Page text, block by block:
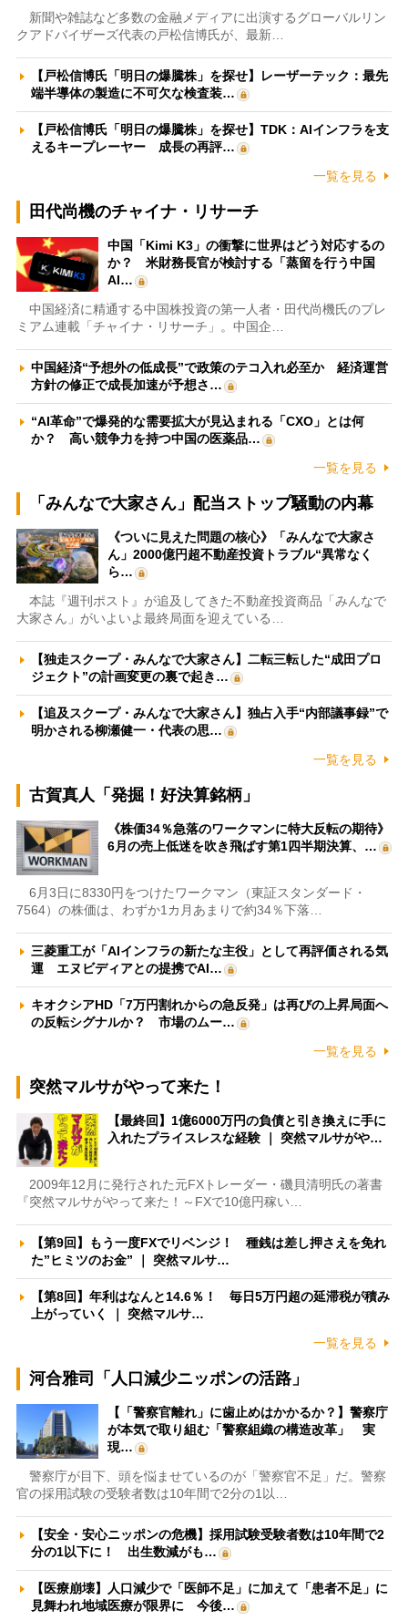
新聞や雑誌など多数の金融メディアに出演するグローバルリン
クアドバイザーズ代表の戸松信博氏が、最新…
【戸松信博氏「明日の爆騰株」を探せ】レーザーテック：最先
端半導体の製造に不可欠な検査装…
【戸松信博氏「明日の爆騰株」を探せ】TDK：AIインフラを支
えるキープレーヤー 成長の再評…
一覧を見る
田代尚機のチャイナ・リサーチ
中国「Kimi K3」の衝撃に世界はどう対応するの
か？ 米財務長官が検討する「蒸留を行う中国
AI…
中国経済に精通する中国株投資の第一人者・田代尚機氏のプレ
ミアム連載「チャイナ・リサーチ」。中国企…
中国経済“予想外の低成長”で政策のテコ入れ必至か 経済運営
方針の修正で成長加速が予想さ…
“AI革命”で爆発的な需要拡大が見込まれる「CXO」とは何
か？ 高い競争力を持つ中国の医薬品…
一覧を見る
「みんなで大家さん」配当ストップ騒動の内幕
《ついに見えた問題の核心》「みんなで大家さ
ん」2000億円超不動産投資トラブル“異常なく
ら…
本誌『週刊ポスト』が追及してきた不動産投資商品「みんなで
大家さん」がいよいよ最終局面を迎えている…
【独走スクープ・みんなで大家さん】二転三転した“成田プロ
ジェクト”の計画変更の裏で起き…
【追及スクープ・みんなで大家さん】独占入手“内部議事録”で
明かされる柳瀬健一・代表の思…
一覧を見る
古賀真人「発掘！好決算銘柄」
《株価34％急落のワークマンに特大反転の期待》
6月の売上低迷を吹き飛ばす第1四半期決算、…
6月3日に8330円をつけたワークマン（東証スタンダード・
7564）の株価は、わずか1カ月あまりで約34％下落…
三菱重工が「AIインフラの新たな主役」として再評価される気
運 エヌビディアとの提携でAI…
キオクシアHD「7万円割れからの急反発」は再びの上昇局面へ
の反転シグナルか？ 市場のムー…
一覧を見る
突然マルサがやって来た！
【最終回】1億6000万円の負債と引き換えに手に
入れたプライスレスな経験 ｜ 突然マルサがや…
2009年12月に発行された元FXトレーダー・磯貝清明氏の著書
『突然マルサがやって来た！～FXで10億円稼い…
【第9回】もう一度FXでリベンジ！ 種銭は差し押さえを免れ
た”ヒミツのお金” ｜ 突然マルサ…
【第8回】年利はなんと14.6％！ 毎日5万円超の延滞税が積み
上がっていく ｜ 突然マルサ…
一覧を見る
河合雅司「人口減少ニッポンの活路」
【「警察官離れ」に歯止めはかかるか？】警察庁
が本気で取り組む「警察組織の構造改革」 実
現…
警察庁が目下、頭を悩ませているのが「警察官不足」だ。警察
官の採用試験の受験者数は10年間で2分の1以…
【安全・安心ニッポンの危機】採用試験受験者数は10年間で2
分の1以下に！ 出生数減がも…
【医療崩壊】人口減少で「医師不足」に加えて「患者不足」に
見舞われ地域医療が限界に 今後…